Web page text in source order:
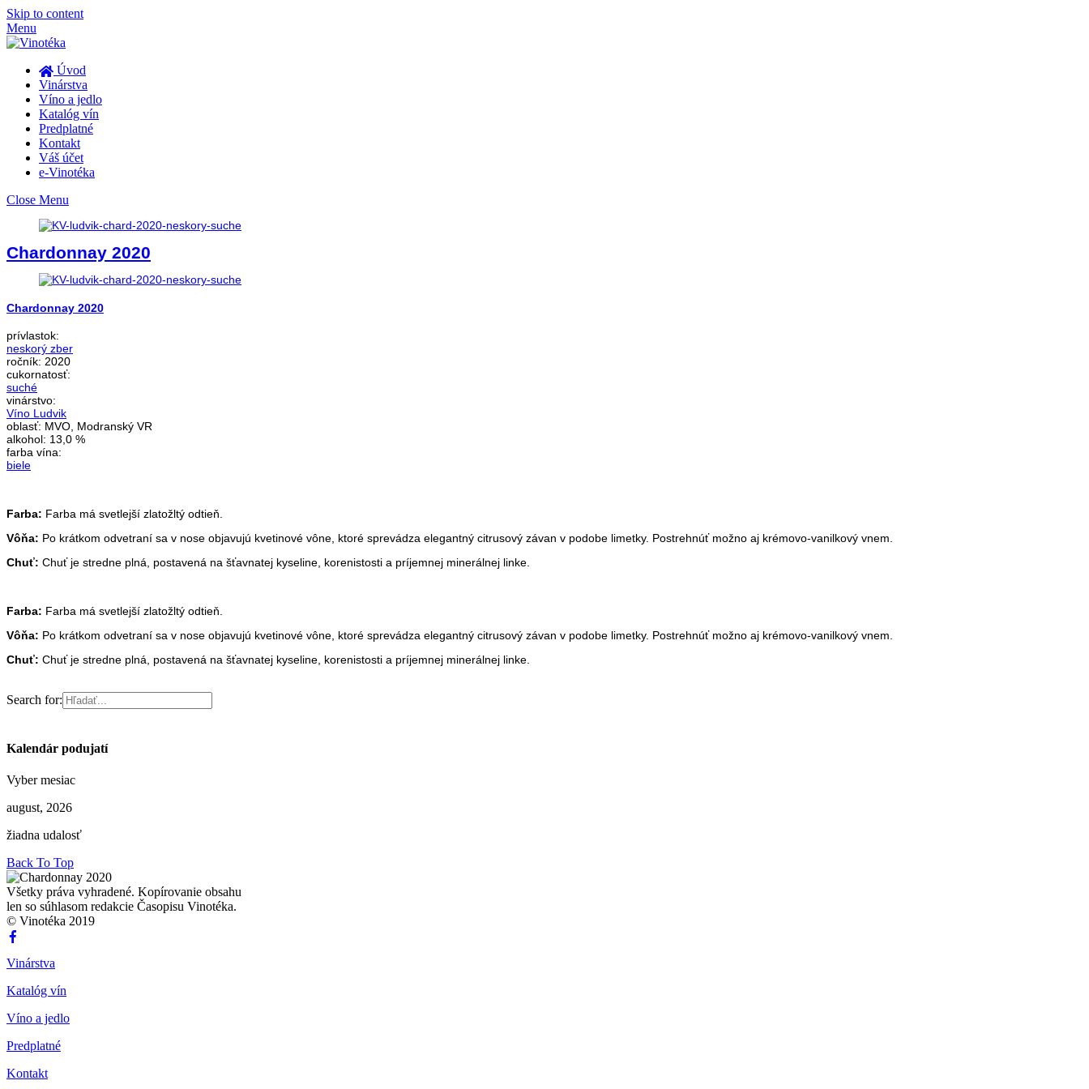
Skip to content
Menu
Úvod
Vinárstva
Víno a jedlo
Katalóg vín
Predplatné
Kontakt
Váš účet
e-Vinotéka
Close Menu
Chardonnay 2020
Chardonnay 2020
prívlastok:
neskorý zber
ročník: 2020
cukornatosť:
suché
vinárstvo:
Víno Ludvik
oblasť: MVO, Modranský VR
alkohol: 13,0 %
farba vína:
biele
Farba: Farba má svetlejší zlatožltý odtieň.
Vôňa: Po krátkom odvetraní sa v nose objavujú kvetinové vône, ktoré sprevádza elegantný citrusový závan v podobe limetky. Postrehnúť možno aj krémovo-vanilkový vnem.
Chuť: Chuť je stredne plná, postavená na šťavnatej kyseline, korenistosti a príjemnej minerálnej linke.
Farba: Farba má svetlejší zlatožltý odtieň.
Vôňa: Po krátkom odvetraní sa v nose objavujú kvetinové vône, ktoré sprevádza elegantný citrusový závan v podobe limetky. Postrehnúť možno aj krémovo-vanilkový vnem.
Chuť: Chuť je stredne plná, postavená na šťavnatej kyseline, korenistosti a príjemnej minerálnej linke.
Search for:
Kalendár podujatí
Vyber mesiac
august, 2026
žiadna udalosť
Back To Top
Všetky práva vyhradené. Kopírovanie obsahu
len so súhlasom redakcie Časopisu Vinotéka.
© Vinotéka 2019
Vinárstva
Katalóg vín
Víno a jedlo
Predplatné
Kontakt